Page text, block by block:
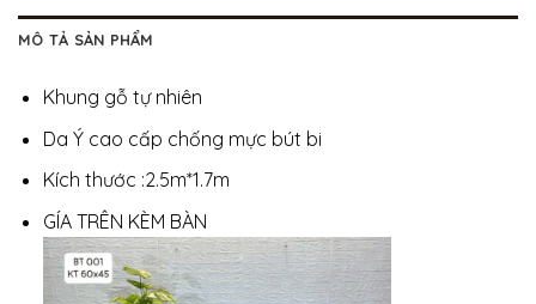
MÔ TẢ SẢN PHẨM
Khung gỗ tự nhiên
Da Ý cao cấp chống mực bút bi
Kích thước :2.5m*1.7m
GÍA TRÊN KÈM BÀN